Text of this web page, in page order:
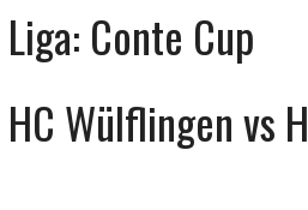
Liga: Conte Cup
HC Wülflingen vs